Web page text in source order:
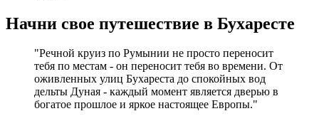
Начни свое путешествие в Бухаресте
"Речной круиз по Румынии не просто переносит
тебя по местам - он переносит тебя во времени. От
оживленных улиц Бухареста до спокойных вод
дельты Дуная - каждый момент является дверью в
богатое прошлое и яркое настоящее Европы."